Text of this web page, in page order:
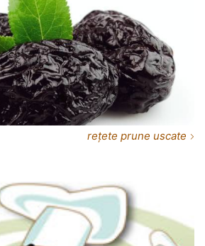
rețete prune uscate